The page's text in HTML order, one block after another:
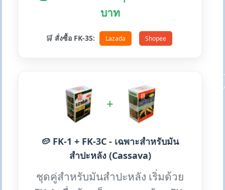
บาท
🛒 สั่งซื้อ FK-3S: Lazada Shopee
+
🥔 FK-1 + FK-3C - เฉพาะสำหรับมัน
สำปะหลัง (Cassava)
ชุดคู่สำหรับมันสำปะหลัง เริ่มด้วย